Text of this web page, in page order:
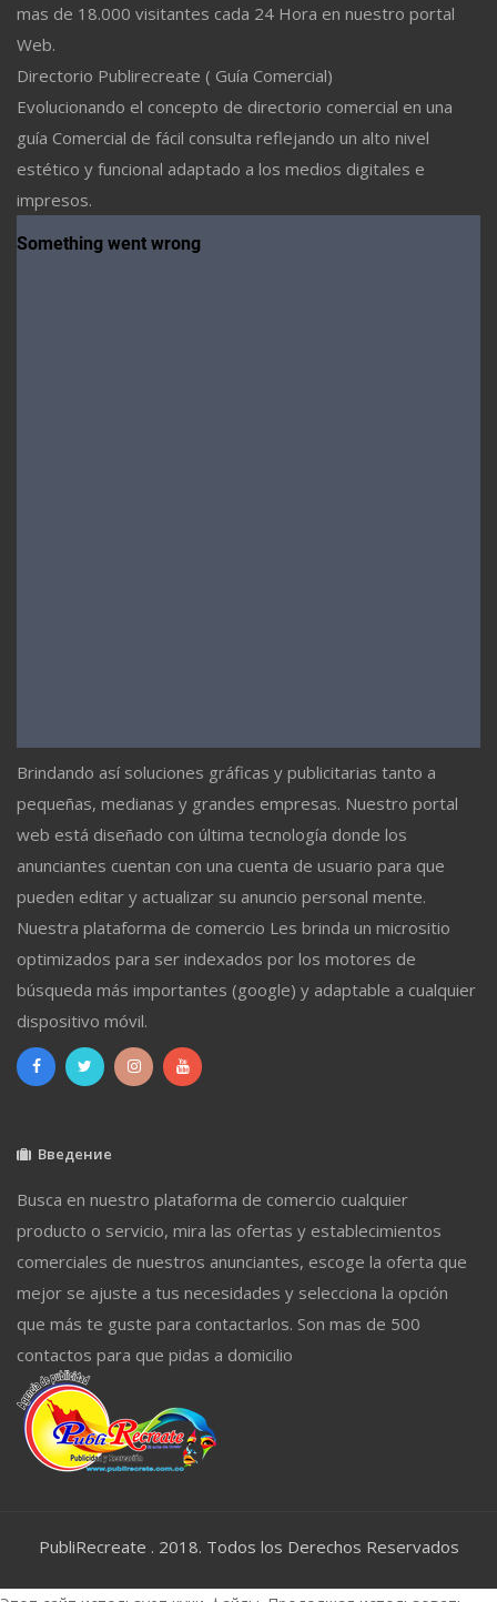
mas de 18.000 visitantes cada 24 Hora en nuestro portal
Web.
Directorio Publirecreate ( Guía Comercial)
Evolucionando el concepto de directorio comercial en una
guía Comercial de fácil consulta reflejando un alto nivel
estético y funcional adaptado a los medios digitales e
impresos.
Brindando así soluciones gráficas y publicitarias tanto a
pequeñas, medianas y grandes empresas. Nuestro portal
web está diseñado con última tecnología donde los
anunciantes cuentan con una cuenta de usuario para que
pueden editar y actualizar su anuncio personal mente.
Nuestra plataforma de comercio Les brinda un micrositio
optimizados para ser indexados por los motores de
búsqueda más importantes (google) y adaptable a cualquier
dispositivo móvil.
Введение
Busca en nuestro plataforma de comercio cualquier
producto o servicio, mira las ofertas y establecimientos
comerciales de nuestros anunciantes, escoge la oferta que
mejor se ajuste a tus necesidades y selecciona la opción
que más te guste para contactarlos. Son mas de 500
contactos para que pidas a domicilio
PubliRecreate . 2018. Todos los Derechos Reservados